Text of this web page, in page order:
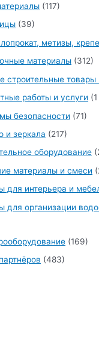
(117)
(39)
метизы,
материалы (312)
строительные товары
работы и услуги
безопасности (71)
и зеркала (217)
оборудование
материалы и смеси
для интерьера и
для организации
(169)
(483)